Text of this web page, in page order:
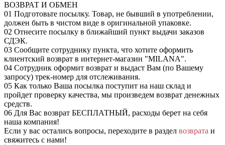
ВОЗВРАТ И ОБМЕН
01 Подготовьте посылку. Товар, не бывший в употреблении,
должен быть в чистом виде в оригинальной упаковке.
02 Отнесите посылку в ближайший пункт выдачи заказов
СДЭК.
03 Сообщите сотруднику пункта, что хотите оформить
клиентский возврат в интернет-магазин "MILANA".
04 Сотрудник оформит возврат и выдаст Вам (по Вашему
запросу) трек-номер для отслеживания.
05 Как только Ваша посылка поступит на наш склад и
пройдет проверку качества, мы произведем возврат денежных
средств.
06 Для Вас возврат БЕСПЛАТНЫЙ, расходы берет на себя
наша компания!
Если у вас остались вопросы, переходите в раздел возврата и
свяжитесь с нами!